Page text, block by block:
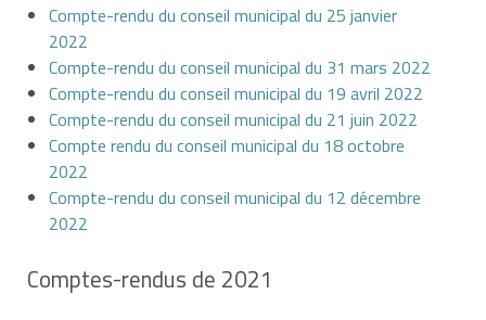
Compte-rendu du conseil municipal du 25 janvier
2022
Compte-rendu du conseil municipal du 31 mars 2022
Compte-rendu du conseil municipal du 19 avril 2022
Compte-rendu du conseil municipal du 21 juin 2022
Compte rendu du conseil municipal du 18 octobre
2022
Compte-rendu du conseil municipal du 12 décembre
2022
Comptes-rendus de 2021